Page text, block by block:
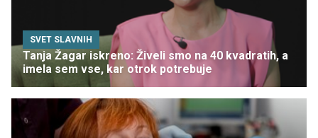
SVET SLAVNIH
Tanja Žagar iskreno: Živeli smo na 40 kvadratih, a
imela sem vse, kar otrok potrebuje